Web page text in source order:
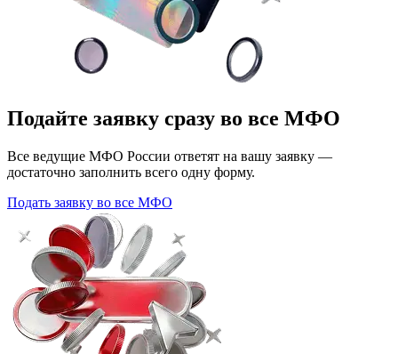
Подайте заявку сразу во все МФО
Все ведущие МФО России ответят на вашу заявку —
достаточно заполнить всего одну форму.
Подать заявку во все МФО